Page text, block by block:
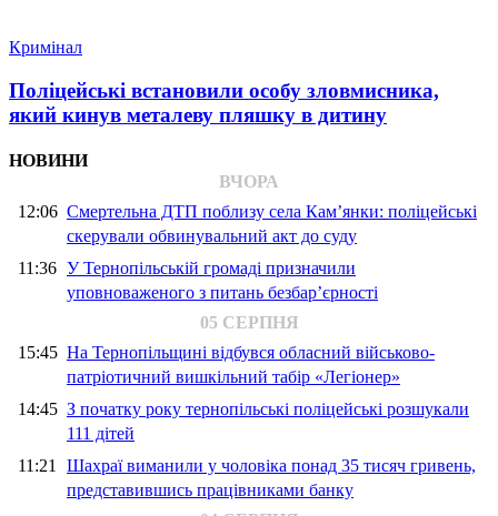
Кримінал
Поліцейські встановили особу зловмисника,
який кинув металеву пляшку в дитину
НОВИНИ
ВЧОРА
12:06 Смертельна ДТП поблизу села Кам’янки: поліцейські
скерували обвинувальний акт до суду
11:36 У Тернопільській громаді призначили
уповноваженого з питань безбар’єрності
05 СЕРПНЯ
15:45 На Тернопільщині відбувся обласний військово-
патріотичний вишкільний табір «Легіонер»
14:45 З початку року тернопільські поліцейські розшукали
111 дітей
11:21 Шахраї виманили у чоловіка понад 35 тисяч гривень,
представившись працівниками банку